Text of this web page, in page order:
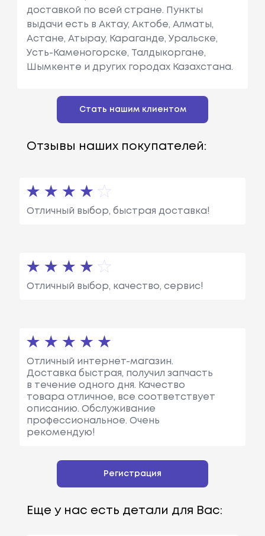
доставкой по всей стране. Пункты
выдачи есть в Актау, Актобе, Алматы,
Астане, Атырау, Караганде, Уральске,
Усть-Каменогорске, Талдыкоргане,
Шымкенте и других городах Казахстана.
Стать нашим клиентом
Отзывы наших покупателей:
Отличный выбор, быстрая доставка!
Отличный выбор, качество, сервис!
Отличный интернет-магазин.
Доставка быстрая, получил запчасть
в течение одного дня. Качество
товара отличное, все соответствует
описанию. Обслуживание
профессиональное. Очень
рекомендую!
Регистрация
Еще у нас есть детали для Вас: